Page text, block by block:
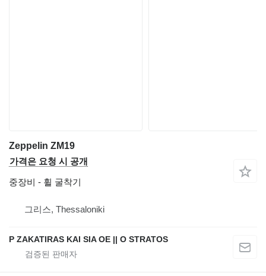
Zeppelin ZM19
가격은 요청 시 공개
중장비 - 휠 굴착기
그리스, Thessaloniki
P ZAKATIRAS KAI SIA OE || O STRATOS